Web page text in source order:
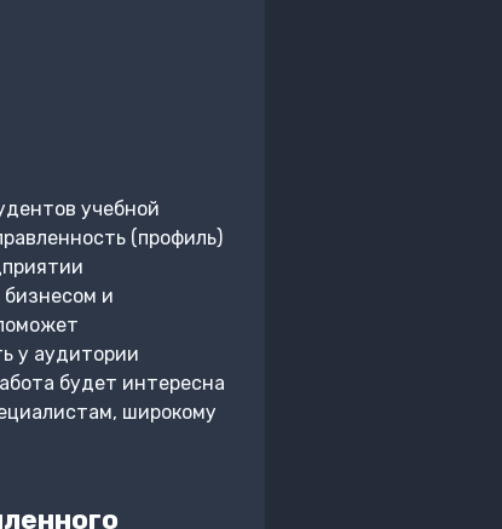
учебной
(профиль)
и
у аудитории
будет интересна
широкому